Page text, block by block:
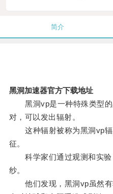
简介
黑洞加速器官方下载地址
黑洞vp是一种特殊类型的
对，可以发出辐射。
这种辐射被称为黑洞vp辐
征。
科学家们通过观测和实验
纱。
他们发现，黑洞vp虽然有